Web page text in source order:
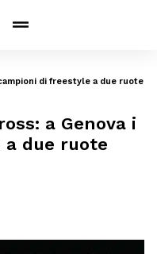
di freestyle a due ruote
a Genova i
due ruote